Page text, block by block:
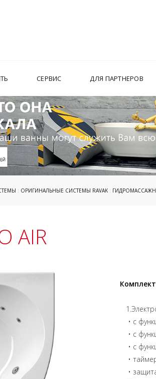
СЕРВИС ДЛЯ ПАРТНЕРОВ
: ОРИГИНАЛЬНЫЕ СИСТЕМЫ RAVAK :
AIR
• с
• с
• с
•
•